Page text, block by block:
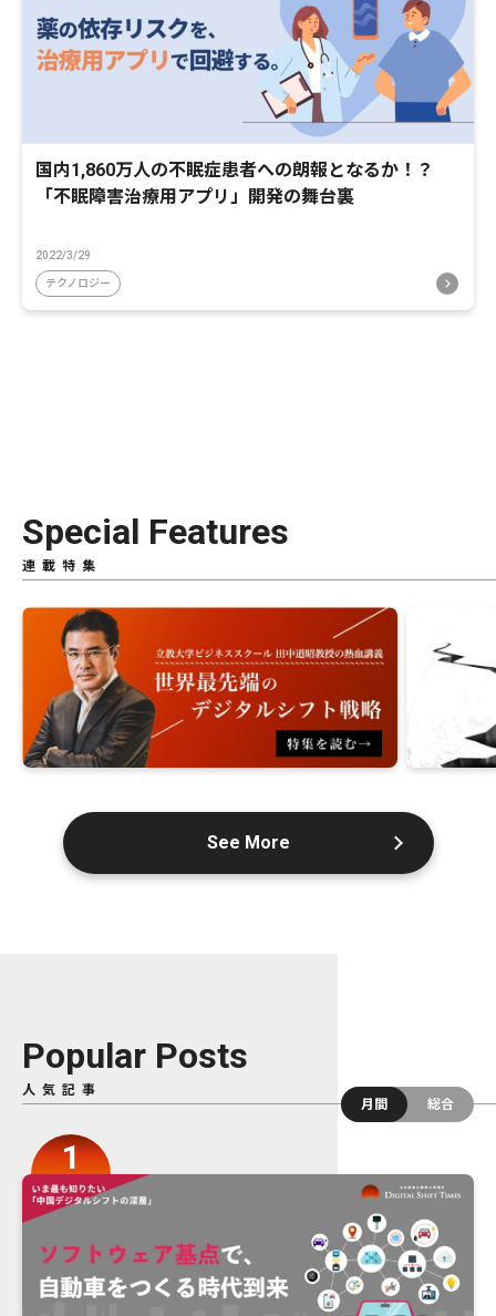
国内1,860万人の不眠症患者への朗報となるか！？
「不眠障害治療用アプリ」開発の舞台裏
2022/3/29
テクノロジー
Special Features
連載特集
See More
Popular Posts
人気記事
月間
総合